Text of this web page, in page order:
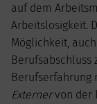
10
11
17
18
24
25
31
auf dem
Arbeitslosigkeit.
Möglichkeit,
Berufsabschluss
Berufserfahrung
Externervon der